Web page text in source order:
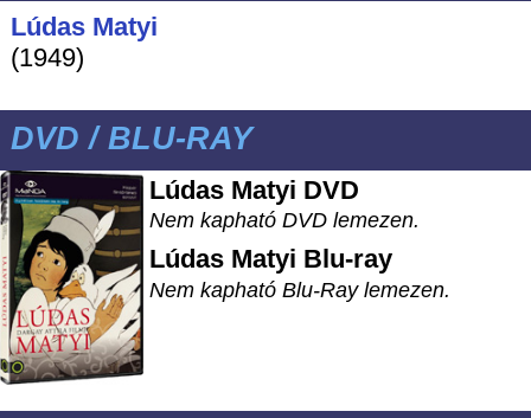
Lúdas Matyi
(1949)
DVD / BLU-RAY
Lúdas Matyi DVD
Nem kapható DVD lemezen.
Lúdas Matyi Blu-ray
Nem kapható Blu-Ray lemezen.